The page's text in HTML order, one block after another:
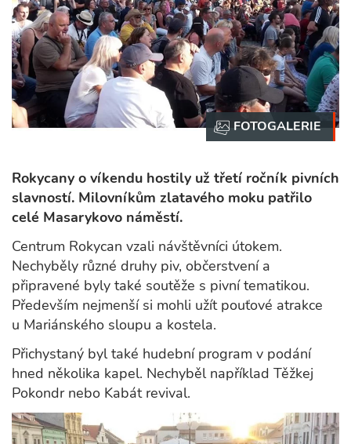
Rokycany o víkendu hostily už třetí ročník pivních
slavností. Milovníkům zlatavého moku patřilo
celé Masarykovo náměstí.
Centrum Rokycan vzali návštěvníci útokem.
Nechyběly různé druhy piv, občerstvení a
připravené byly také soutěže s pivní tematikou.
Především nejmenší si mohli užít pouťové atrakce
u Mariánského sloupu a kostela.
Přichystaný byl také hudební program v podání
hned několika kapel. Nechyběl například Těžkej
Pokondr nebo Kabát revival.